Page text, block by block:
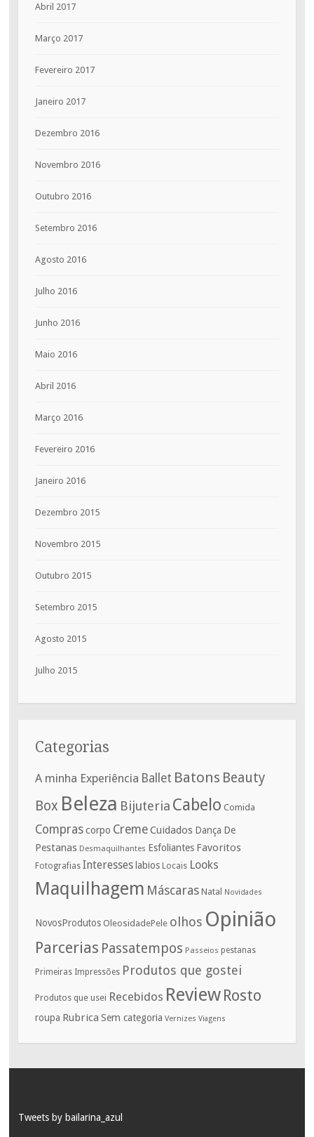
Abril 2017
Março 2017
Fevereiro 2017
Janeiro 2017
Dezembro 2016
Novembro 2016
Outubro 2016
Setembro 2016
Agosto 2016
Julho 2016
Junho 2016
Maio 2016
Abril 2016
Março 2016
Fevereiro 2016
Janeiro 2016
Dezembro 2015
Novembro 2015
Outubro 2015
Setembro 2015
Agosto 2015
Julho 2015
Categorias
A minha Experiência Ballet Batons Beauty
Box Beleza Bijuteria Cabelo Comida
Comprascorpo CremeCuidados Dança De
Pestanas Desmaquilhantes Esfoliantes Favoritos
Fotografias Interesseslabios Locais Looks
Maquilhagem Máscaras Natal Novidades
NovosProdutos OleosidadePele olhos Opinião
Parcerias Passatempos Passeios pestanas
Primeiras Impressões Produtos que gostei
Produtos que usei Recebidos Review Rosto
roupa Rubrica Sem categoria Vernizes Viagens
Tweets by bailarina_azul